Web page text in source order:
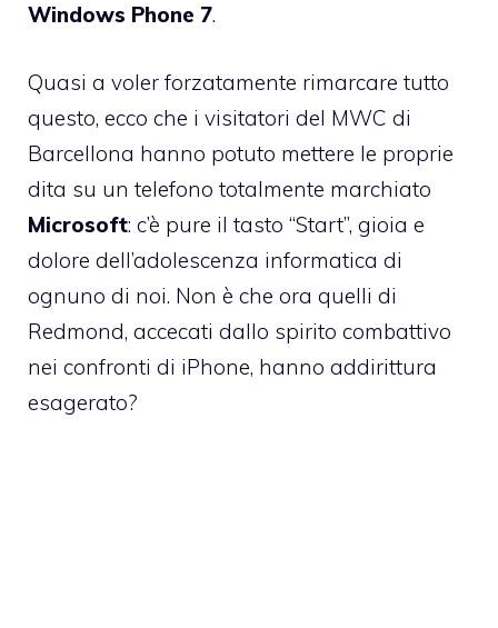
Windows Phone 7.
Quasi a voler forzatamente rimarcare tutto
questo, ecco che i visitatori del MWC di
Barcellona hanno potuto mettere le proprie
dita su un telefono totalmente marchiato
Microsoft: c’è pure il tasto “Start”, gioia e
dolore dell’adolescenza informatica di
ognuno di noi. Non è che ora quelli di
Redmond, accecati dallo spirito combattivo
nei confronti di iPhone, hanno addirittura
esagerato?